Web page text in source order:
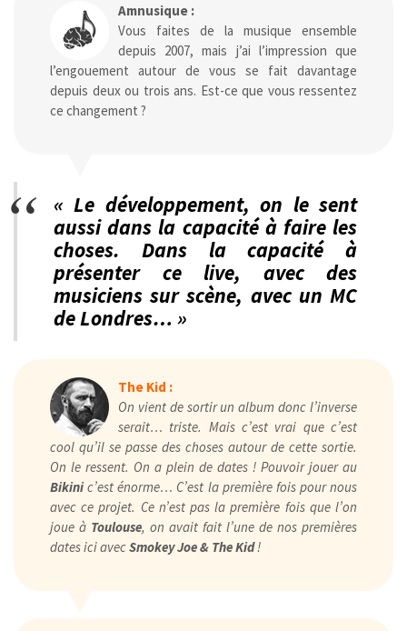
Amnusique :
Vous faites de la musique ensemble
depuis 2007, mais j’ai l’impression que
l’engouement autour de vous se fait davantage
depuis deux ou trois ans. Est-ce que vous ressentez
ce changement ?
« Le développement, on le sent
aussi dans la capacité à faire les
choses. Dans la capacité à
présenter ce live, avec des
musiciens sur scène, avec un MC
de Londres… »
The Kid :
On vient de sortir un album donc l’inverse
serait… triste. Mais c’est vrai que c’est
cool qu’il se passe des choses autour de cette sortie.
On le ressent. On a plein de dates ! Pouvoir jouer au
Bikinic’est énorme… C’est la première fois pour nous
avec ce projet. Ce n’est pas la première fois que l’on
joue à Toulouse, on avait fait l’une de nos premières
dates ici avec Smokey Joe & The Kid!